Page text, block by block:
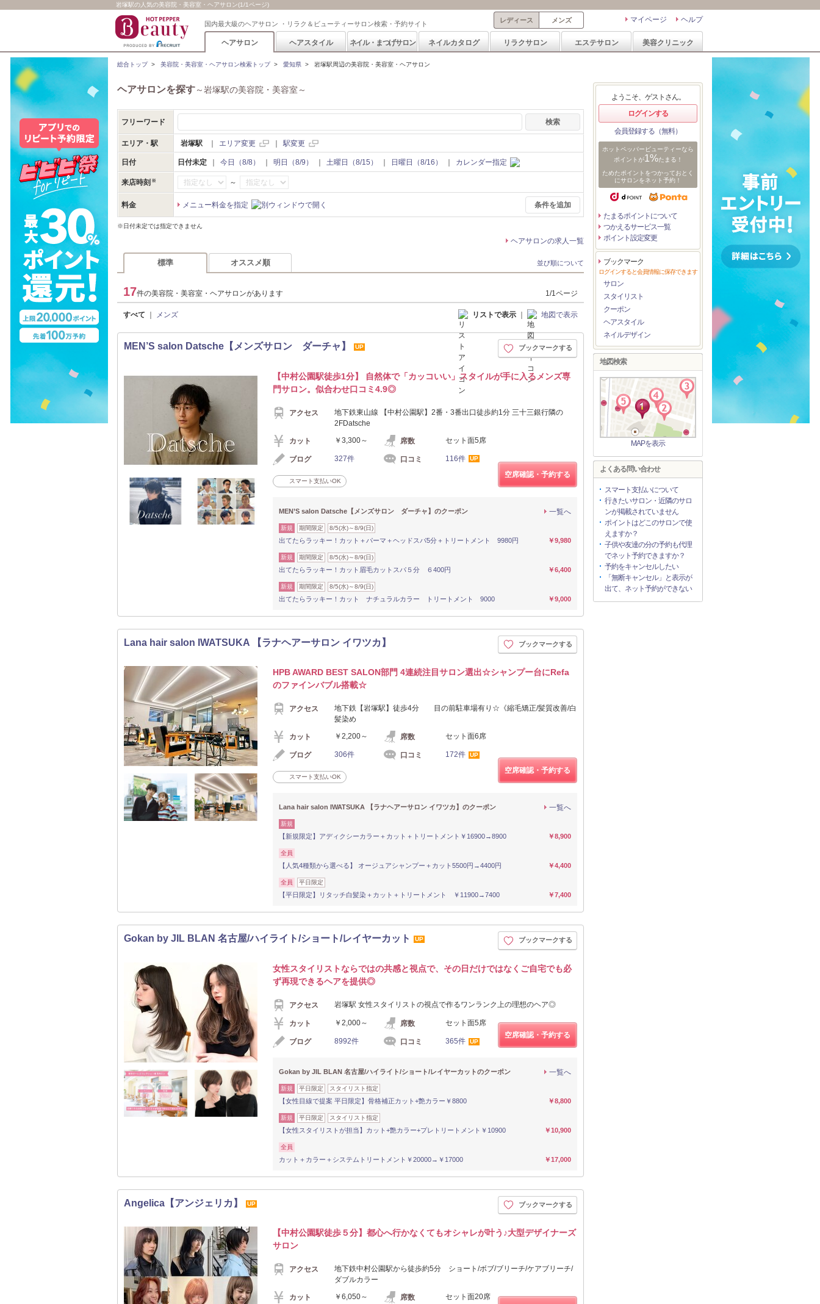
岩塚駅の人気の美容院・美容室・ヘアサロン(1/1ページ)
国内最大級のヘアサロン ・リラク＆ビューティーサロン検索・予約サイト ヘルプ
マイページ
レディース メンズ
ヘアサロン ヘアスタイル ネイル・まつげサロン ネイルカタログ リラクサロン エステサロン 美容クリニック
総合トップ> 美容院・美容室・ヘアサロン検索トップ> 愛知県 > 岩塚駅周辺の美容院・美容室・ヘアサロン
ヘアサロンを探す～岩塚駅の美容院・美容室～
フリーワード
エリア・駅 岩塚駅 エリア変更 駅変更
日付 日付未定 今日（8/8） 明日（8/9） 土曜日（8/15） 日曜日（8/16） カレンダー指定
来店時刻 ～
料金 メニュー料金を指定 条件を追加
※日付未定では指定できません
ヘアサロンの求人一覧
標準 オススメ順 並び順について
17件の美容院・美容室・ヘアサロンがあります 1/1ページ
すべて メンズ リストで表示 地図で表示
MEN’S salon Datsche【メンズサロン ダーチャ】 UP ブックマークする
【中村公園駅徒歩1分】 自然体で「カッコいい」スタイルが手に入るメンズ専
門サロン。似合わせ口コミ4.9◎
アクセス
地下鉄東山線 【中村公園駅】2番・3番出口徒歩約1分 三十三銀行隣の
2FDatsche
カット ￥3,300～ 席数 セット面5席
ブログ 327件 口コミ 116件 UP
スマート支払いOK
空席確認・予約する
MEN’S salon Datsche【メンズサロン ダーチャ】のクーポン 一覧へ
新規 期間限定 8/5(水)～8/9(日)
出てたらラッキー！カット＋パーマ＋ヘッドスパ5分＋トリートメント 9980円 ￥9,980
新規 期間限定 8/5(水)～8/9(日)
出てたらラッキー！カット眉毛カットスパ５分 ６400円 ￥6,400
新規 期間限定 8/5(水)～8/9(日)
出てたらラッキー！カット ナチュラルカラー トリートメント 9000 ￥9,000
Lana hair salon IWATSUKA 【ラナヘアーサロン イワツカ】 ブックマークする
HPB AWARD BEST SALON部門 4連続注目サロン選出☆シャンプー台にRefa
のファインバブル搭載☆
アクセス
地下鉄【岩塚駅】徒歩4分 目の前駐車場有り☆《縮毛矯正/髪質改善/白
髪染め
カット ￥2,200～ 席数 セット面6席
ブログ 306件 口コミ 172件 UP
スマート支払いOK
空席確認・予約する
Lana hair salon IWATSUKA 【ラナヘアーサロン イワツカ】のクーポン 一覧へ
新規
【新規限定】アディクシーカラー＋カット＋トリートメント￥16900→8900 ￥8,900
全員
【人気4種類から選べる】 オージュアシャンプー＋カット5500円→4400円 ￥4,400
全員 平日限定
【平日限定】リタッチ白髪染＋カット＋トリートメント ￥11900→7400 ￥7,400
Gokan by JIL BLAN 名古屋/ハイライト/ショート/レイヤーカット UP ブックマークする
女性スタイリストならではの共感と視点で、その日だけではなくご自宅でも必
ず再現できるヘアを提供◎
アクセス 岩塚駅 女性スタイリストの視点で作るワンランク上の理想のヘア◎
カット ￥2,000～ 席数 セット面5席
ブログ 8992件 口コミ 365件 UP
空席確認・予約する
Gokan by JIL BLAN 名古屋/ハイライト/ショート/レイヤーカットのクーポン 一覧へ
新規 平日限定 スタイリスト指定
【女性目線で提案 平日限定】骨格補正カット+艶カラー￥8800 ￥8,800
新規 平日限定 スタイリスト指定
【女性スタイリストが担当】カット+艶カラー+プレトリートメント￥10900 ￥10,900
全員
カット＋カラー＋システムトリートメント￥20000→￥17000 ￥17,000
Angelica【アンジェリカ】 UP ブックマークする
【中村公園駅徒歩５分】都心へ行かなくてもオシャレが叶う♪大型デザイナーズ
サロン
アクセス
地下鉄中村公園駅から徒歩約5分 ショート/ボブ/ブリーチ/ケアブリーチ/
ダブルカラー
カット ￥6,050～ 席数 セット面20席
ようこそ、ゲストさん。
ログインする
会員登録する（無料）
ホットペッパービューティーなら
ポイントが1%たまる！
ためたポイントをつかっておとく
にサロンをネット予約！
たまるポイントについて
つかえるサービス一覧
ポイント設定変更
ブックマーク
ログインすると会員情報に保存できます
サロン
スタイリスト
クーポン
ヘアスタイル
ネイルデザイン
地図検索
MAPを表示
よくある問い合わせ
スマート支払いについて
行きたいサロン・近隣のサロ
ンが掲載されていません
ポイントはどこのサロンで使
えますか？
子供や友達の分の予約も代理
でネット予約できますか？
予約をキャンセルしたい
「無断キャンセル」と表示が
出て、ネット予約ができない